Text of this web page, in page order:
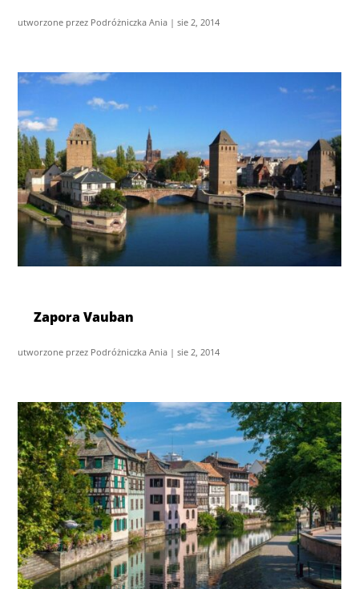
utworzone przez Podróżniczka Ania |sie 2, 2014
Zapora Vauban
utworzone przez Podróżniczka Ania |sie 2, 2014